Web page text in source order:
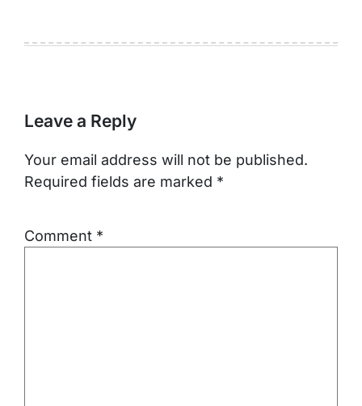
Leave a Reply
Your email address will not be published.
Required fields are marked *
Comment *